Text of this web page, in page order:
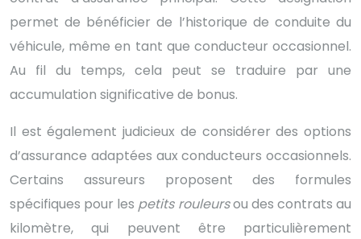
permet de bénéficier de l’historique de conduite du
véhicule, même en tant que conducteur occasionnel.
Au fil du temps, cela peut se traduire par une
accumulation significative de bonus.
Il est également judicieux de considérer des options
d’assurance adaptées aux conducteurs occasionnels.
Certains assureurs proposent des formules
spécifiques pour les petits rouleursou des contrats au
kilomètre, qui peuvent être particulièrement